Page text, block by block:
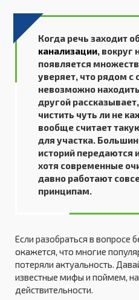
Когда речь заходит
канализации, вокруг
появляется
уверяет, что рядом с
невозможно
другой
чистить чуть ли не
вообще считает
для участка.
историй передаются
хотя современные
давно работают
принципам.
Если разобраться в вопросе
окажется, что многие
потеряли актуальность.
известные мифы и поймем,
действительности.